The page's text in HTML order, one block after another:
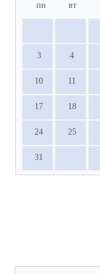
пн вт
3 4
10 11
17 18
24 25
31